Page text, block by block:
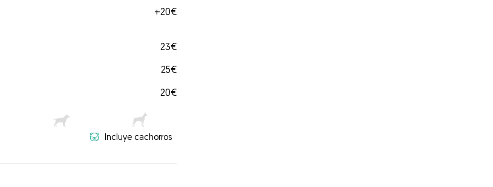
+20€
23€
25€
20€
Incluye cachorros